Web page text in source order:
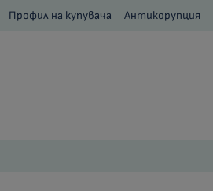
Профил на купувача Антикорупция